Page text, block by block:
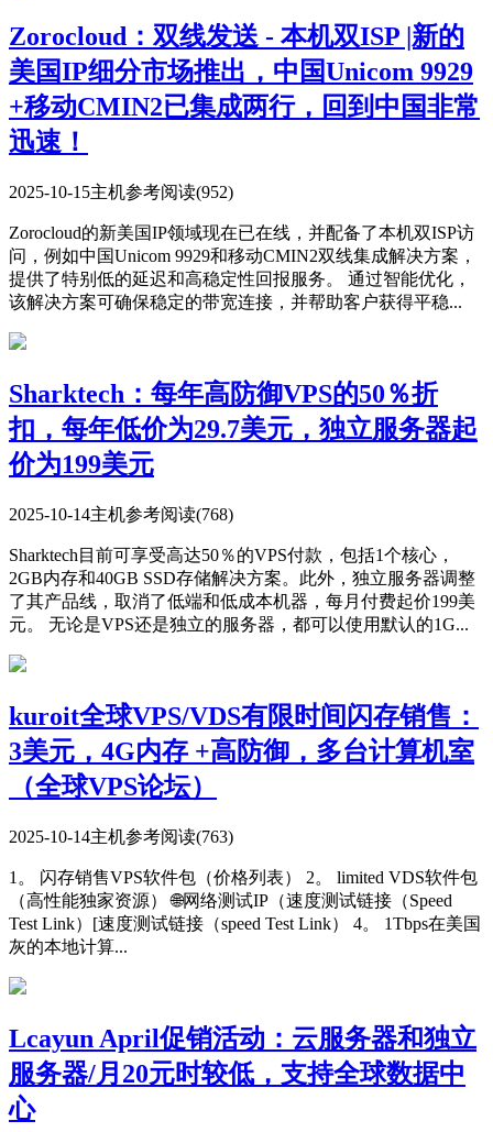
Zorocloud：双线发送 - 本机双ISP |新的
美国IP细分市场推出，中国Unicom 9929
+移动CMIN2已集成两行，回到中国非常
迅速！
2025-10-15主机参考阅读(952)
Zorocloud的新美国IP领域现在已在线，并配备了本机双ISP访
问，例如中国Unicom 9929和移动CMIN2双线集成解决方案，
提供了特别低的延迟和高稳定性回报服务。 通过智能优化，
该解决方案可确保稳定的带宽连接，并帮助客户获得平稳...
Sharktech：每年高防御VPS的50％折
扣，每年低价为29.7美元，独立服务器起
价为199美元
2025-10-14主机参考阅读(768)
Sharktech目前可享受高达50％的VPS付款，包括1个核心，
2GB内存和40GB SSD存储解决方案。此外，独立服务器调整
了其产品线，取消了低端和低成本机器，每月付费起价199美
元。 无论是VPS还是独立的服务器，都可以使用默认的1G...
kuroit全球VPS/VDS有限时间闪存销售：
3美元，4G内存 +高防御，多台计算机室
（全球VPS论坛）
2025-10-14主机参考阅读(763)
1。 闪存销售VPS软件包（价格列表） 2。 limited VDS软件包
（高性能独家资源） 🌐网络测试IP（速度测试链接（Speed
Test Link）[速度测试链接（speed Test Link） 4。 1Tbps在美国
灰的本地计算...
Lcayun April促销活动：云服务器和独立
服务器/月20元时较低，支持全球数据中
心